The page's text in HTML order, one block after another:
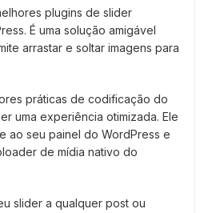
plugins de slider
É uma solução amigável
arrastar e soltar imagens para
práticas de codificação do
uma experiência otimizada. Ele
ao seu painel do WordPress e
de mídia nativo do
slider a qualquer post ou